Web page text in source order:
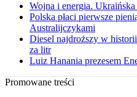
Wojna i energia.
Polska płaci pierwsze
Australijczykami
Diesel najdroższy w
za litr
Luiz Hanania prezesem
Promowane treści